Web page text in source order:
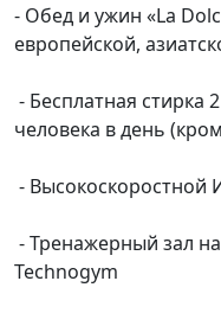
- Обед и ужин «La
европейской,
- Бесплатная стирка
человека в день
- Высокоскоростной
- Тренажерный зал
Technogym